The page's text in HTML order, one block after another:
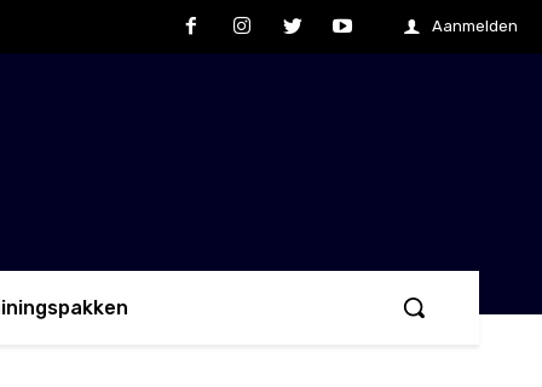
Aanmelden